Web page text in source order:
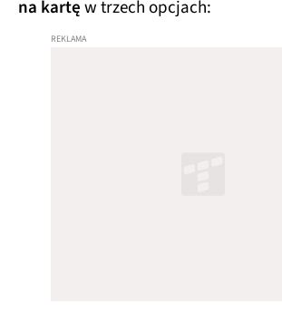
na kartęw trzech opcjach: